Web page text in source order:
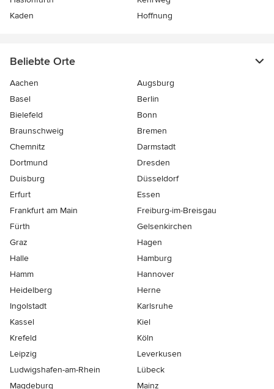
Kaden
Hoffnung
Beliebte Orte
Aachen
Augsburg
Basel
Berlin
Bielefeld
Bonn
Braunschweig
Bremen
Chemnitz
Darmstadt
Dortmund
Dresden
Duisburg
Düsseldorf
Erfurt
Essen
Frankfurt am Main
Freiburg-im-Breisgau
Fürth
Gelsenkirchen
Graz
Hagen
Halle
Hamburg
Hamm
Hannover
Heidelberg
Herne
Ingolstadt
Karlsruhe
Kassel
Kiel
Krefeld
Köln
Leipzig
Leverkusen
Ludwigshafen-am-Rhein
Lübeck
Magdeburg
Mainz